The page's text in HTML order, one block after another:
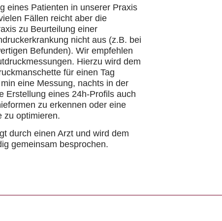
eines Patienten in unserer Praxis
Fällen reicht aber die
zu Beurteilung einer
nicht aus (z.B. bei
Befunden). Wir empfehlen
Hierzu wird dem
für einen Tag
eine Messung, nachts in der
Erstellung eines 24h-Profils auch
zu erkennen oder eine
zu optimieren.
durch einen Arzt und wird dem
gemeinsam besprochen.